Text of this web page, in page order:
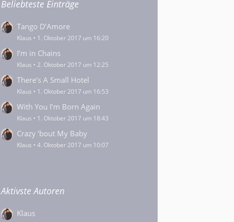
Beliebteste Einträge
Tango D’Amore
Klaus 1. Oktober 2017 um 16:20
I’m in Chains
Klaus 2. Oktober 2017 um 12:25
There’s A Small Hotel
Klaus 1. Oktober 2017 um 16:53
With You I’m Born Again
Klaus 1. Oktober 2017 um 18:43
Crazy ‘bout My Baby
Klaus 4. Oktober 2017 um 10:07
Aktivste Autoren
Klaus